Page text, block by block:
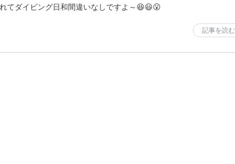
てダイビング日和間違いなしですよ～😆😃😮
記事を読む